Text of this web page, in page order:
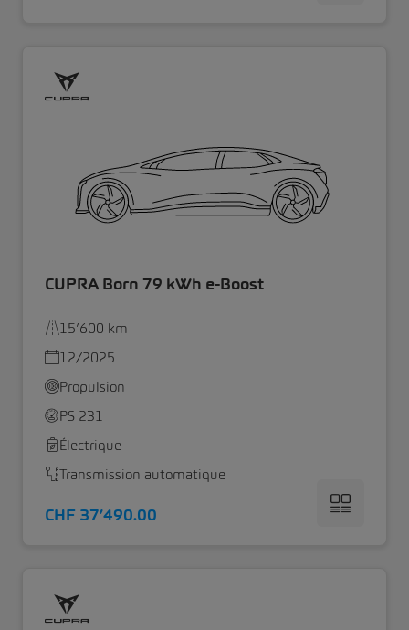
CUPRA Born 79 kWh e-Boost
15’600 km
12/2025
Propulsion
PS 231
Électrique
Transmission automatique
CHF 37’490.00